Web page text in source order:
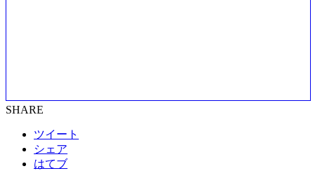
SHARE
ツイート
シェア
はてブ